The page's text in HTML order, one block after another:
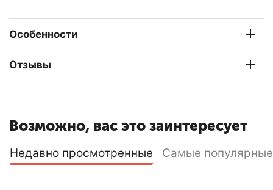
Особенности
Отзывы
Возможно, вас это заинтересует
Недавно просмотренные Самые популярные